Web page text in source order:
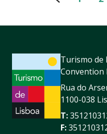
Turismo de
Convention
Rua do
1100-038
T:
F: